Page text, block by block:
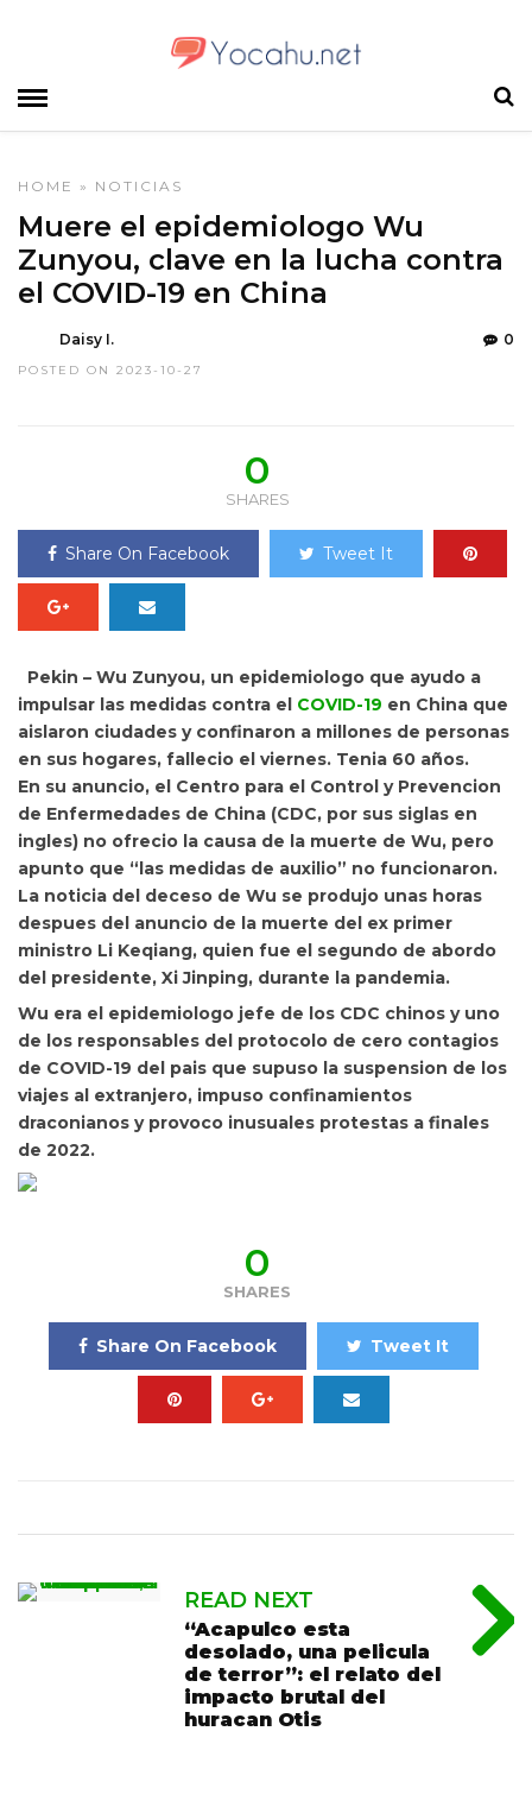
HOME » NOTICIAS
Muere el epidemiologo Wu
Zunyou, clave en la lucha contra
el COVID-19 en China
Daisy I.
POSTED ON 2023-10-27
0
0
SHARES
Share On Facebook Tweet It
Pekin – Wu Zunyou, un epidemiologo que ayudo a
impulsar las medidas contra el COVID-19 en China que
aislaron ciudades y confinaron a millones de personas
en sus hogares, fallecio el viernes. Tenia 60 años.
En su anuncio, el Centro para el Control y Prevencion
de Enfermedades de China (CDC, por sus siglas en
ingles) no ofrecio la causa de la muerte de Wu, pero
apunto que “las medidas de auxilio” no funcionaron.
La noticia del deceso de Wu se produjo unas horas
despues del anuncio de la muerte del ex primer
ministro Li Keqiang, quien fue el segundo de abordo
del presidente, Xi Jinping, durante la pandemia.
Wu era el epidemiologo jefe de los CDC chinos y uno
de los responsables del protocolo de cero contagios
de COVID-19 del pais que supuso la suspension de los
viajes al extranjero, impuso confinamientos
draconianos y provoco inusuales protestas a finales
de 2022.
0
SHARES
Share On Facebook Tweet It
READ NEXT
“Acapulco esta
desolado, una pelicula
de terror”: el relato del
impacto brutal del
huracan Otis